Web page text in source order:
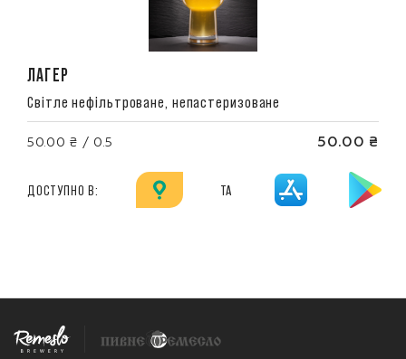
ЛАГЕР
Світле нефільтроване, непастеризоване
50.00 ₴ / 0.5 50.00 ₴
ДОСТУПНО В: ТА